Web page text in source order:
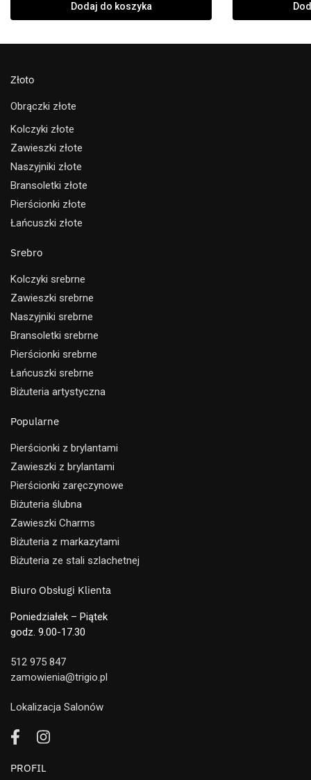
Dodaj do koszyka
Złoto
Obrączki złote
Kolczyki złote
Zawieszki złote
Naszyjniki złote
Bransoletki złote
Pierścionki złote
Łańcuszki złote
Srebro
Kolczyki srebrne
Zawieszki srebrne
Naszyjniki srebrne
Bransoletki srebrne
Pierścionki srebrne
Łańcuszki srebrne
Biżuteria artystyczna
Popularne
Pierścionki z brylantami
Zawieszki z brylantami
Pierścionki zaręczynowe
Biżuteria ślubna
Zawieszki Charms
Biżuteria z markazytami
Biżuteria ze stali szlachetnej
Biuro Obsługi Klienta
Poniedziałek – Piątek
godz. 9.00-17.30
512 975 847
zamowienia@trigio.pl
Lokalizacja Salonów
PROFIL